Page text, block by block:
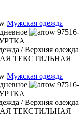
Мужская одежда
97516-
/Верхняя одежда
ТЕКСТИЛЬНАЯ
Мужская одежда
97516-
/Верхняя одежда
ТЕКСТИЛЬНАЯ